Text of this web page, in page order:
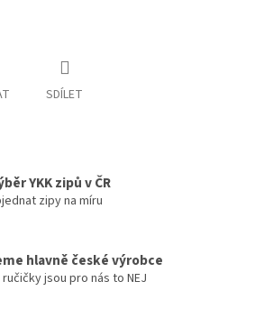
SDÍLET
YKK zipů v ČR
zipy na míru
hlavně české výrobce
jsou pro nás to NEJ